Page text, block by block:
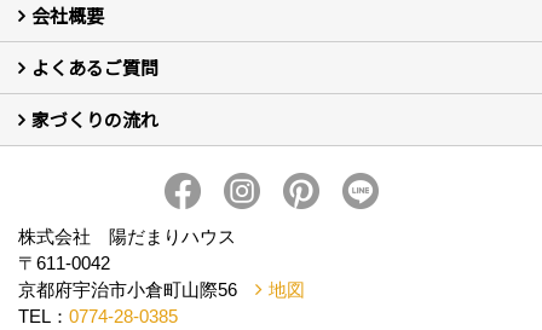
セミ新築 (商標登録第6729704号) Hi・da・ma・ri の家
完全自由設計 注文住宅
自然素材の家 注文住宅
T-CLASS-北欧風セレクト住宅
会社概要
はじめての方 社長の想い
会社の歴史・陽だまりハウスの意味とは？
スタッフ紹介
スタッフブログ
会社情報
アクセス
会社紹介の動画
プライバシーポリシー
よくあるご質問
新築について (10)
リフォームについて (2)
家づくりの流れ
株式会社 陽だまりハウス
〒611-0042
京都府宇治市小倉町山際56
地図
TEL： 0774-28-0385